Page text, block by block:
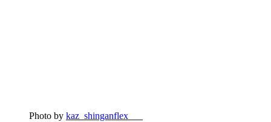
Photo by kaz_shinganflex___